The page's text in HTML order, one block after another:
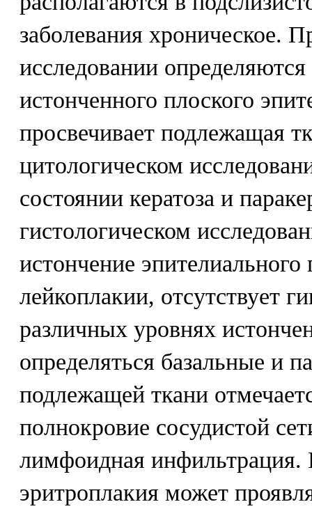
заболевания хроническое.
исследовании
истонченного плоского
просвечивает подлежащая
цитологическом
состоянии кератоза и
гистологическом
истончение эпителиального
лейкоплакии, отсутствует
различных уровнях
определяться базальные и
подлежащей ткани
полнокровие сосудистой
лимфоидная инфильтрация.
эритроплакия может